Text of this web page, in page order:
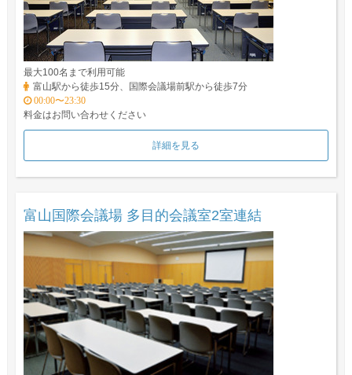
最大100名まで利用可能
富山駅から徒歩15分、国際会議場前駅から徒歩7分
00:00〜23:30
料金はお問い合わせください
詳細を見る
富山国際会議場 多目的会議室2室連結